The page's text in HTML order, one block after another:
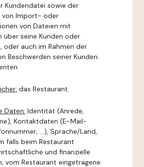
Kundendatei sowie der
von Import- oder
von Dateien mit
über seine Kunden oder
oder auch im Rahmen der
Beschwerden seiner Kunden
das Restaurant.
Daten: Identität (Anrede,
Kontaktdaten (E-Mail-
...), Sprache/Land,
falls beim Restaurant
und finanzielle
vom Restaurant eingetragene